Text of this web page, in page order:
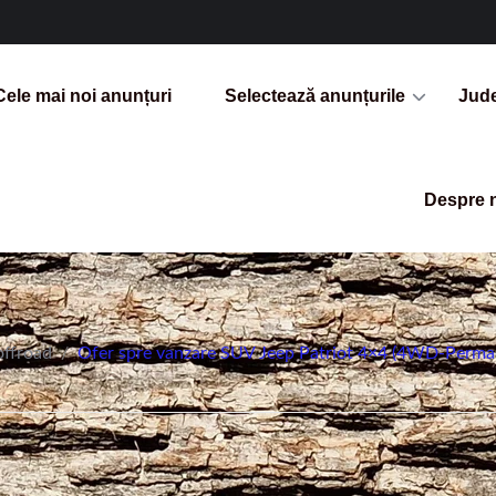
mai noi anunțuri Selectează anunțurile
Despre
/ Ofer spre vanzare SUV Jeep Patriot 4×4 (4WD-